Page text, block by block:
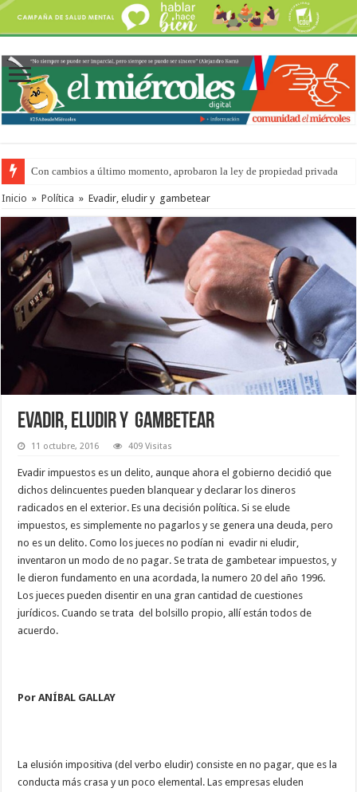
Con cambios a último momento, aprobaron la ley de propiedad privada
Adopción en Entre Ríos: el 35% de los 90 niños, niñas y adolescentes que
Inicio » Política » Evadir, eludir y gambetear
Evadir, eludir y gambetear
11 octubre, 2016 409 Visitas
Evadir impuestos es un delito, aunque ahora el gobierno decidió que
dichos delincuentes pueden blanquear y declarar los dineros
radicados en el exterior. Es una decisión política. Si se elude
impuestos, es simplemente no pagarlos y se genera una deuda, pero
no es un delito. Como los jueces no podían ni evadir ni eludir,
inventaron un modo de no pagar. Se trata de gambetear impuestos, y
le dieron fundamento en una acordada, la numero 20 del año 1996.
Los jueces pueden disentir en una gran cantidad de cuestiones
jurídicos. Cuando se trata del bolsillo propio, allí están todos de
acuerdo.
Por ANÍBAL GALLAY
La elusión impositiva (del verbo eludir) consiste en no pagar, que es la
conducta más crasa y un poco elemental. Las empresas eluden